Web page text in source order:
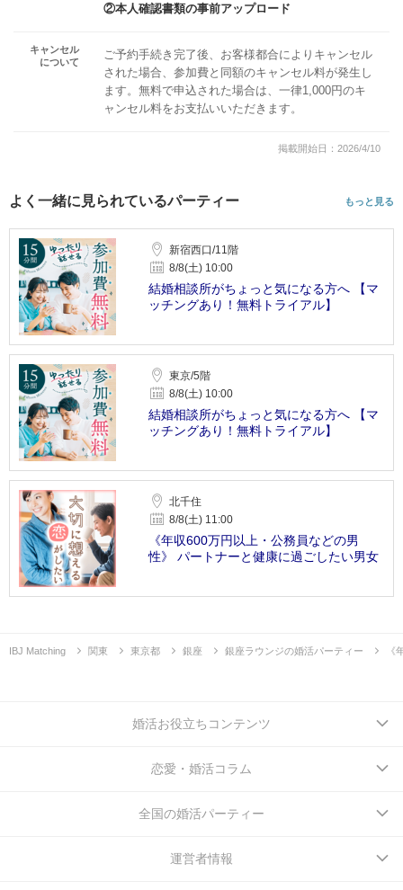
②本人確認書類の事前アップロード
キャンセル
について
ご予約手続き完了後、お客様都合によりキャンセル
された場合、参加費と同額のキャンセル料が発生し
ます。無料で申込された場合は、一律1,000円のキ
ャンセル料をお支払いいただきます。
掲載開始日：2026/4/10
よく一緒に見られているパーティー もっと見る
新宿西口/11階
8/8(土) 10:00
結婚相談所がちょっと気になる方へ 【マ
ッチングあり！無料トライアル】
東京/5階
8/8(土) 10:00
結婚相談所がちょっと気になる方へ 【マ
ッチングあり！無料トライアル】
北千住
8/8(土) 11:00
《年収600万円以上・公務員などの男
性》 パートナーと健康に過ごしたい男女
IBJ Matching 関東 東京都 銀座 銀座ラウンジの婚活パーティー 《
婚活お役立ちコンテンツ
恋愛・婚活コラム
全国の婚活パーティー
運営者情報